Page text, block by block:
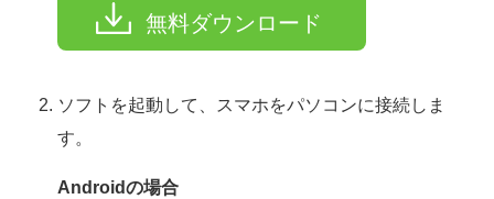
無料ダウンロード
ソフトを起動して、スマホをパソコンに接続しま
す。
Androidの場合